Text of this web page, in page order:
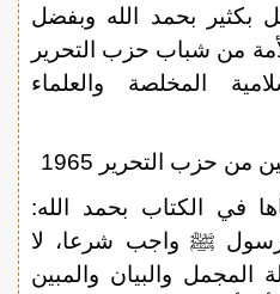
بكثير بحمد الله وبفضل
من شباب حزب التحرير
المخلصة والعلماء
حزب التحرير 1965
في الكتاب بحمد الله:
ﷺ واجب شرعا، لا
المجمل والبيان والمبين